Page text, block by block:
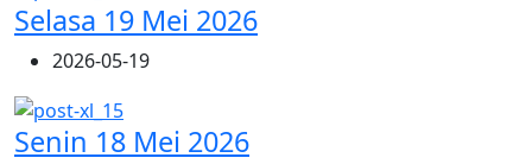
Selasa 19 Mei 2026
2026-05-19
Senin 18 Mei 2026